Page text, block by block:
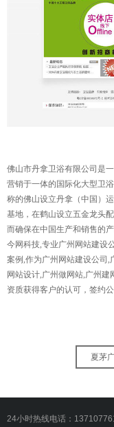
佛山市丹拿卫浴有限公司是
营销于一体的国际化大型卫
称的佛山设立丹拿（中国）
基地，在鹤山设立五金龙头
而确保在中国生产和销售的
今网科技,专业广州网站建设
案例,作为广州网站建设公司,
网站设计,广州做网站,广州建
资质获得客户的认可，签约
夏茅
24小时热线电话：